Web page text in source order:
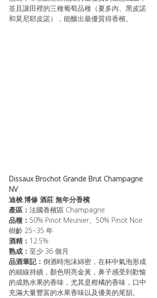
並且讓田裡的三種葡萄品種（夏多內、黑皮諾
和莫尼耶皮諾），能釀出最優質得香檳。
Dissaux Brochot Grande Brut Champagne
NV
迪梭.博修 酒莊 無年分香檳
產區： 法國香檳區 Champagne
品種： 50% Pinot Meunier、50% Pinot Noir
樹齡 25~35 年
酒精： 12.5%
熟成： 至少 36 個月
品酒筆記： 倒酒時泡沫綿密，在杯中氣泡形成
的細線持續，顏色明亮金黃，鼻子感受到歡愉
的成熟水果的香味，尤其是柑橘的香味，口中
充滿大量豐富的水果香味以及優美的尾韻。